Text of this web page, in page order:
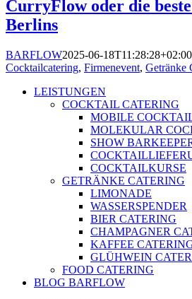
CurryFlow oder die
Berlins
BARFLOW2025-06-18T11:28:28+02:00
Cocktailcatering, Firmenevent, Getränke
LEISTUNGEN
COCKTAIL CATERING
MOBILE
MOLEKULAR
SHOW
COCKTAILKURSE
GETRÄNKE CATERING
LIMONADE
WASSERSPENDER
BIER CATERING
CHAMPAGNER
KAFFEE
GLÜHWEIN
FOOD CATERING
BLOG BARFLOW